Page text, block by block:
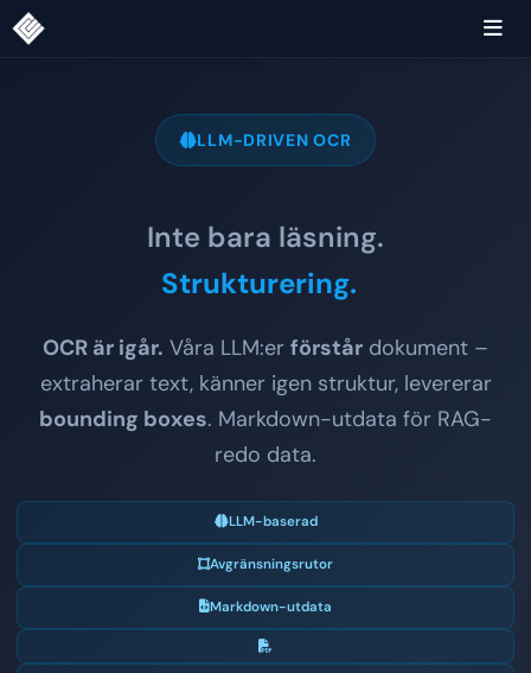
LLM-DRIVEN OCR
Inte bara läsning.
Extra|
OCR är igår. Våra LLM:er förstår dokument –
extraherar text, känner igen struktur, levererar
bounding boxes. Markdown-utdata för RAG-
redo data.
LLM-baserad
Avgränsningsrutor
Markdown-utdata